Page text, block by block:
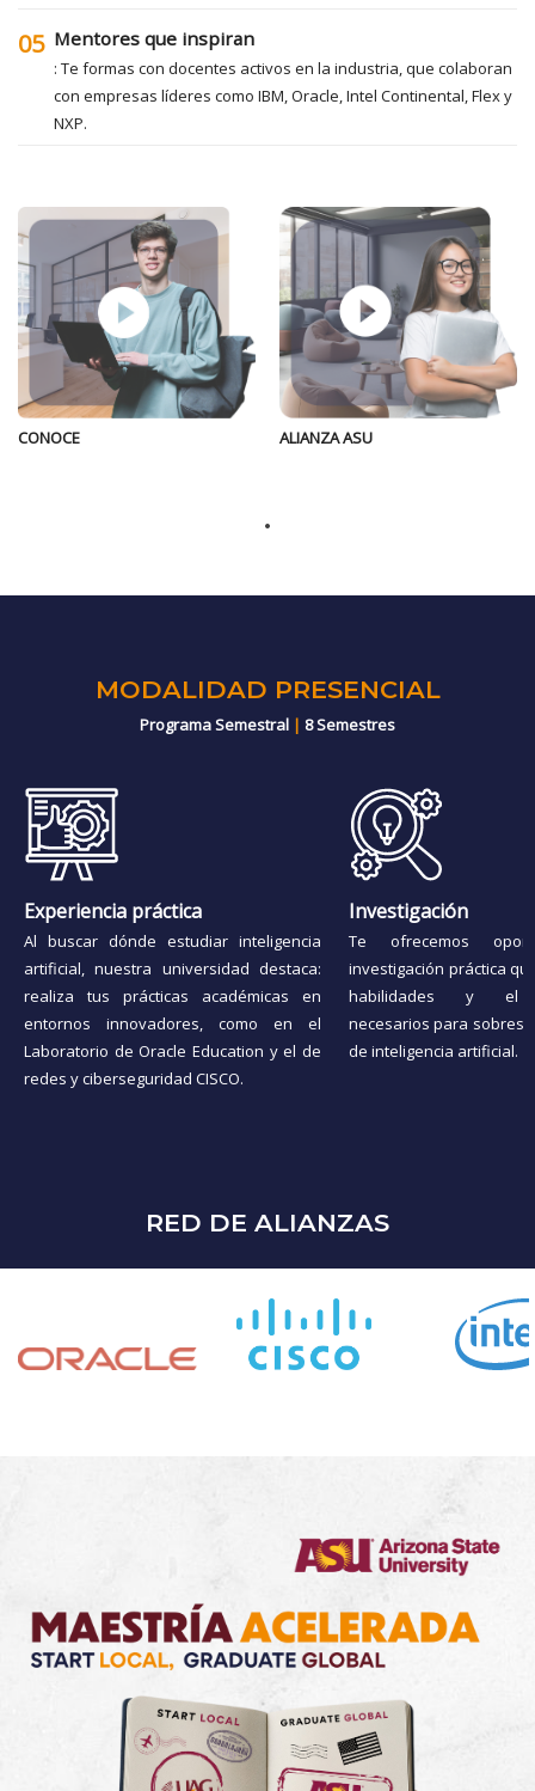
05 Mentores que inspiran
: Te formas con docentes activos en la industria, que colaboran
con empresas líderes como IBM, Oracle, Intel Continental, Flex y
NXP.
CONOCE ALIANZA ASU
MODALIDAD PRESENCIAL
Programa Semestral | 8 Semestres
Experiencia práctica
Al buscar dónde estudiar inteligencia
artificial, nuestra universidad destaca:
realiza tus prácticas académicas en
entornos innovadores, como en el
Laboratorio de Oracle Education y el de
redes y ciberseguridad CISCO.
Investigación
Te ofrecemos
investigación práctica
habilidades y el
necesarios para
de inteligencia artificial.
RED DE ALIANZAS